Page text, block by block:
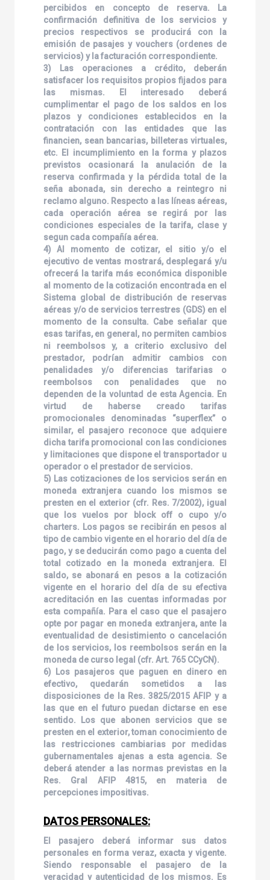
percibidos en concepto de reserva. La
confirmación definitiva de los servicios y
precios respectivos se producirá con la
emisión de pasajes y vouchers (ordenes de
servicios) y la facturación correspondiente.
3) Las operaciones a crédito, deberán
satisfacer los requisitos propios fijados para
las mismas. El interesado deberá
cumplimentar el pago de los saldos en los
plazos y condiciones establecidos en la
contratación con las entidades que las
financien, sean bancarias, billeteras virtuales,
etc. El incumplimiento en la forma y plazos
previstos ocasionará la anulación de la
reserva confirmada y la pérdida total de la
seña abonada, sin derecho a reintegro ni
reclamo alguno. Respecto a las líneas aéreas,
cada operación aérea se regirá por las
condiciones especiales de la tarifa, clase y
segun cada compañía aérea.
4) Al momento de cotizar, el sitio y/o el
ejecutivo de ventas mostrará, desplegará y/u
ofrecerá la tarifa más económica disponible
al momento de la cotización encontrada en el
Sistema global de distribución de reservas
aéreas y/o de servicios terrestres (GDS) en el
momento de la consulta. Cabe señalar que
esas tarifas, en general, no permiten cambios
ni reembolsos y, a criterio exclusivo del
prestador, podrían admitir cambios con
penalidades y/o diferencias tarifarias o
reembolsos con penalidades que no
dependen de la voluntad de esta Agencia. En
virtud de haberse creado tarifas
promocionales denominadas “superflex” o
similar, el pasajero reconoce que adquiere
dicha tarifa promocional con las condiciones
y limitaciones que dispone el transportador u
operador o el prestador de servicios.
5) Las cotizaciones de los servicios serán en
moneda extranjera cuando los mismos se
presten en el exterior (cfr. Res. 7/2002), igual
que los vuelos por block off o cupo y/o
charters. Los pagos se recibirán en pesos al
tipo de cambio vigente en el horario del día de
pago, y se deducirán como pago a cuenta del
total cotizado en la moneda extranjera. El
saldo, se abonará en pesos a la cotización
vigente en el horario del día de su efectiva
acreditación en las cuentas informadas por
esta compañía. Para el caso que el pasajero
opte por pagar en moneda extranjera, ante la
eventualidad de desistimiento o cancelación
de los servicios, los reembolsos serán en la
moneda de curso legal (cfr. Art. 765 CCyCN).
6) Los pasajeros que paguen en dinero en
efectivo, quedarán sometidos a las
disposiciones de la Res. 3825/2015 AFIP y a
las que en el futuro puedan dictarse en ese
sentido. Los que abonen servicios que se
presten en el exterior, toman conocimiento de
las restricciones cambiarias por medidas
gubernamentales ajenas a esta agencia. Se
deberá atender a las normas previstas en la
Res. Gral AFIP 4815, en materia de
percepciones impositivas.
DATOS PERSONALES:
El pasajero deberá informar sus datos
personales en forma veraz, exacta y vigente.
Siendo responsable el pasajero de la
veracidad y autenticidad de los mismos. Es